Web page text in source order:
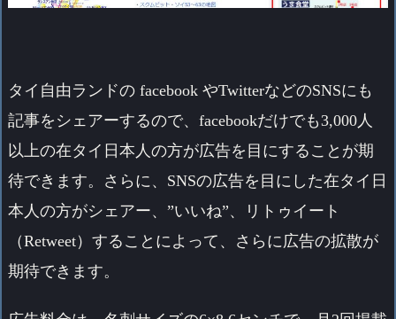
タイ自由ランドの facebook やTwitterなどのSNSにも
記事をシェアーするので、facebookだけでも3,000人
以上の在タイ日本人の方が広告を目にすることが期
待できます。さらに、SNSの広告を目にした在タイ日
本人の方がシェアー、”いいね”、リトゥイート
（Retweet）することによって、さらに広告の拡散が
期待できます。